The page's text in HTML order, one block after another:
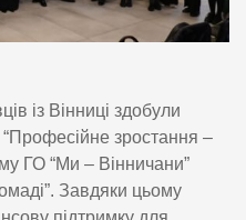
із Вінниці здобули
“Професійне зростання –
ГО “Ми – Вінничани”
Завдяки цьому